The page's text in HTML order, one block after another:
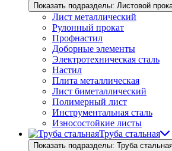
Показать подразделы: Листовой
Лист металлический
Рулонный прокат
Профнастил
Доборные элементы
Электротехническая сталь
Настил
Плита металлическая
Лист биметаллический
Полимерный лист
Инструментальная сталь
Износостойкие листы
Труба стальная
Показать подразделы: Труба